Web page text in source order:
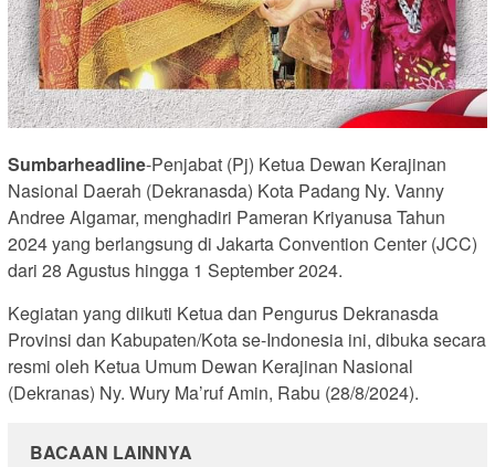
Sumbarheadline-Penjabat (Pj) Ketua Dewan Kerajinan
Nasional Daerah (Dekranasda) Kota Padang Ny. Vanny
Andree Algamar, menghadiri Pameran Kriyanusa Tahun
2024 yang berlangsung di Jakarta Convention Center (JCC)
dari 28 Agustus hingga 1 September 2024.
Kegiatan yang diikuti Ketua dan Pengurus Dekranasda
Provinsi dan Kabupaten/Kota se-Indonesia ini, dibuka secara
resmi oleh Ketua Umum Dewan Kerajinan Nasional
(Dekranas) Ny. Wury Ma’ruf Amin, Rabu (28/8/2024).
BACAAN LAINNYA